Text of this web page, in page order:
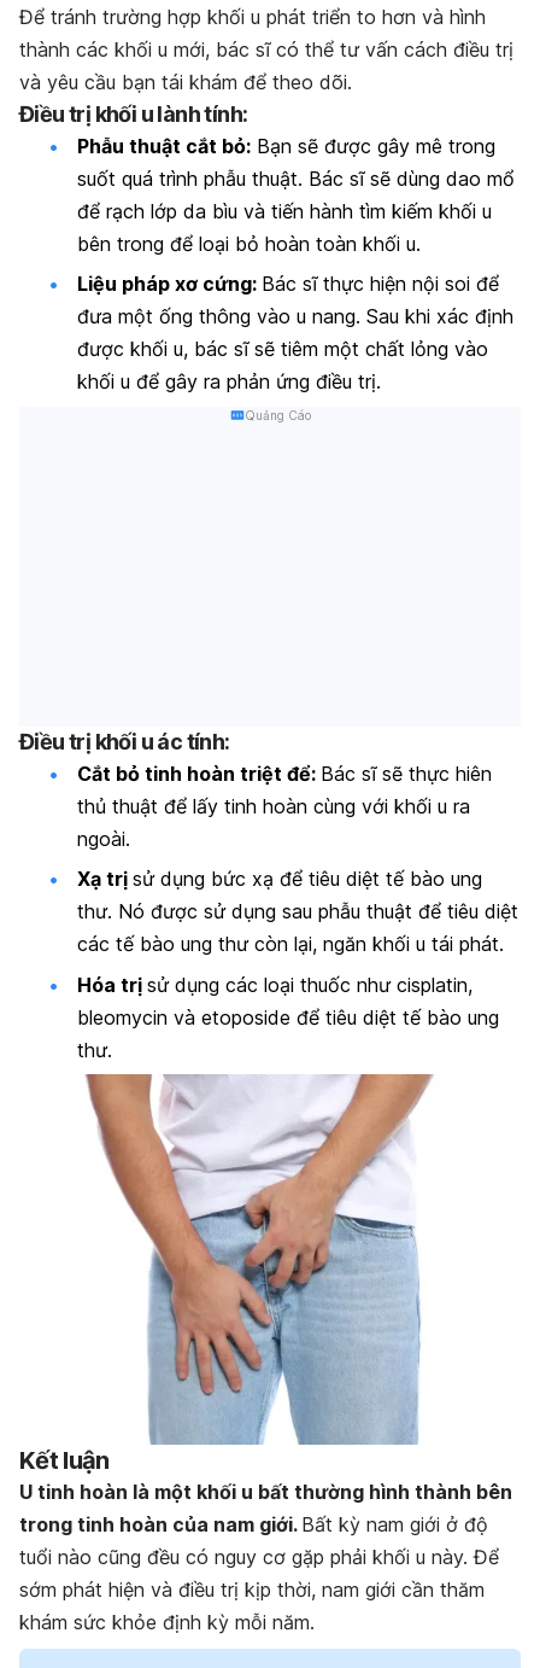
Để tránh trường hợp khối u phát triển to hơn và hình
thành các khối u mới, bác sĩ có thể tư vấn cách điều trị
và yêu cầu bạn tái khám để theo dõi.
Điều trị khối u lành tính:
Phẫu thuật cắt bỏ: Bạn sẽ được gây mê trong
suốt quá trình phẫu thuật. Bác sĩ sẽ dùng dao mổ
để rạch lớp da bìu và tiến hành tìm kiếm khối u
bên trong để loại bỏ hoàn toàn khối u.
Liệu pháp xơ cứng: Bác sĩ thực hiện nội soi để
đưa một ống thông vào u nang. Sau khi xác định
được khối u, bác sĩ sẽ tiêm một chất lỏng vào
khối u để gây ra phản ứng điều trị.
Quảng Cáo
Điều trị khối u ác tính:
Cắt bỏ tinh hoàn triệt để: Bác sĩ sẽ thực hiên
thủ thuật để lấy tinh hoàn cùng với khối u ra
ngoài.
Xạ trị sử dụng bức xạ để tiêu diệt tế bào ung
thư. Nó được sử dụng sau phẫu thuật để tiêu diệt
các tế bào ung thư còn lại, ngăn khối u tái phát.
Hóa trị sử dụng các loại thuốc như cisplatin,
bleomycin và etoposide để tiêu diệt tế bào ung
thư.
Kết luận
U tinh hoàn là một khối u bất thường hình thành bên
trong tinh hoàn của nam giới. Bất kỳ nam giới ở độ
tuổi nào cũng đều có nguy cơ gặp phải khối u này. Để
sớm phát hiện và điều trị kịp thời, nam giới cần thăm
khám sức khỏe định kỳ mỗi năm.